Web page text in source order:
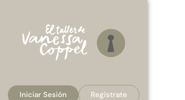
Iniciar Sesión Regístrate